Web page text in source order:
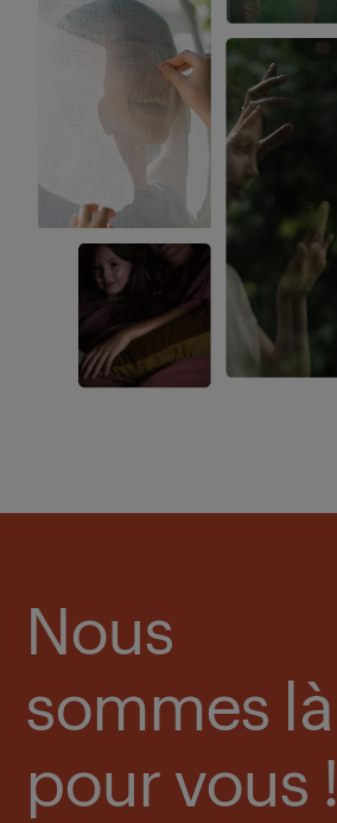
Nous
sommes là
pour vous !